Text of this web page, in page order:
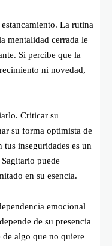
La rutina
mentalidad cerrada le
Si percibe que la
ni novedad,
Criticar su
su forma optimista de
inseguridades es un
puede
en su esencia.
emocional
de su presencia
de algo que no quiere